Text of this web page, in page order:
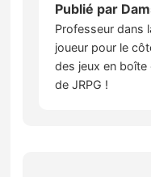
Publié par
Professeur dans
joueur pour le
des jeux en boîte
de JRPG !